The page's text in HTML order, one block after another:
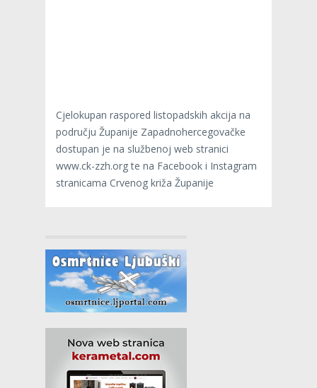
Cjelokupan raspored listopadskih akcija na
području Županije Zapadnohercegovačke
dostupan je na službenoj web stranici
www.ck-zzh.org te na Facebook i Instagram
stranicama Crvenog križa Županije